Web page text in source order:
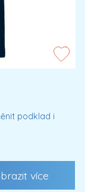
podklad i
více